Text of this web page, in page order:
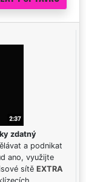
zdatný
a podnikat
ano, využijte
sítě EXTRA